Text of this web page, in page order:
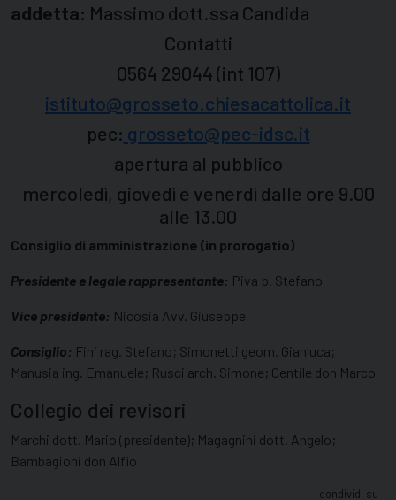
addetta: Massimo dott.ssa Candida
Contatti
0564 29044 (int 107)
istituto@grosseto.chiesacattolica.it
pec: grosseto@pec-idsc.it
apertura al pubblico
mercoledì, giovedì e venerdì dalle ore 9.00
alle 13.00
Consiglio di amministrazione (in prorogatio)
Presidente e legale rappresentante: Piva p. Stefano
Vice presidente: Nicosia Avv. Giuseppe
Consiglio: Fini rag. Stefano; Simonetti geom. Gianluca;
Manusia ing. Emanuele; Rusci arch. Simone; Gentile don Marco
Collegio dei revisori
Marchi dott. Mario (presidente); Magagnini dott. Angelo;
Bambagioni don Alfio
condividi su